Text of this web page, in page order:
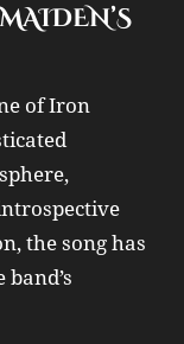
of Iron
the song has